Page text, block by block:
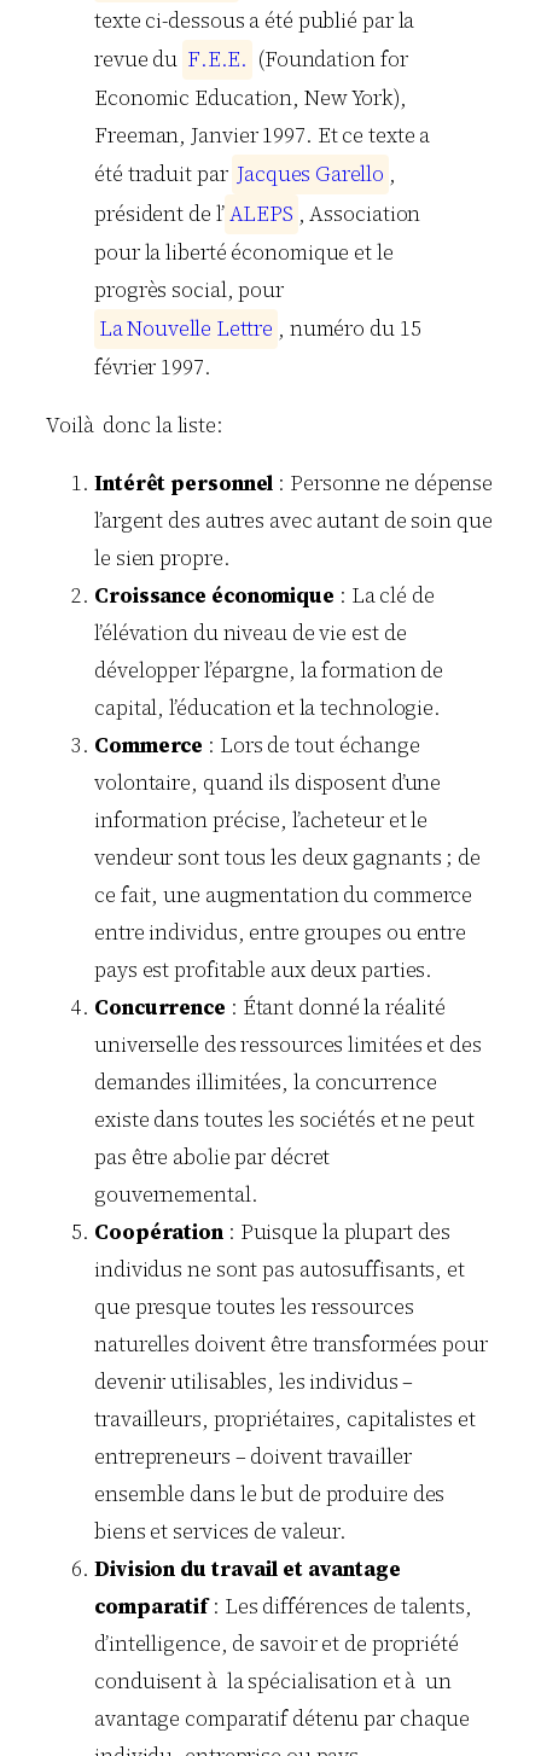
texte ci-dessous a été publié par la
revue du F.E.E. (Foundation for
Economic Education, New York),
Freeman, Janvier 1997. Et ce texte a
été traduit par Jacques Garello ,
président de l’ALEPS , Association
pour la liberté économique et le
progrès social, pour
LaNouvelle Lettre , numéro du 15
février 1997.
Voilà donc la liste:
Intérêt personnel : Personne ne dépense
l’argent des autres avec autant de soin que
le sien propre.
Croissance économique : La clé de
l’élévation du niveau de vie est de
développer l’épargne, la formation de
capital, l’éducation et la technologie.
Commerce : Lors de tout échange
volontaire, quand ils disposent d’une
information précise, l’acheteur et le
vendeur sont tous les deux gagnants ; de
ce fait, une augmentation du commerce
entre individus, entre groupes ou entre
pays est profitable aux deux parties.
Concurrence : Étant donné la réalité
universelle des ressources limitées et des
demandes illimitées, la concurrence
existe dans toutes les sociétés et ne peut
pas être abolie par décret
gouvernemental.
Coopération : Puisque la plupart des
individus ne sont pas autosuffisants, et
que presque toutes les ressources
naturelles doivent être transformées pour
devenir utilisables, les individus –
travailleurs, propriétaires, capitalistes et
entrepreneurs – doivent travailler
ensemble dans le but de produire des
biens et services de valeur.
Division du travail et avantage
comparatif: Les différences de talents,
d’intelligence, de savoir et de propriété
conduisent à la spécialisation et à un
avantage comparatif détenu par chaque